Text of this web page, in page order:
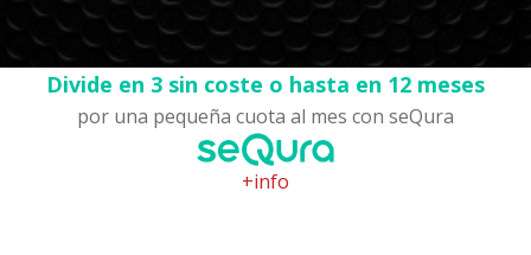
Divide en 3 sin coste o hasta en 12 meses
por una pequeña cuota al mes con seQura
+info